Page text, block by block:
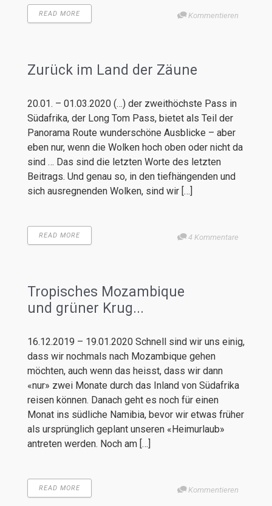
READ MORE Kommentieren
Zurück im Land der Zäune
20.01. – 01.03.2020 (…) der zweithöchste Pass in
Südafrika, der Long Tom Pass, bietet als Teil der
Panorama Route wunderschöne Ausblicke – aber
eben nur, wenn die Wolken hoch oben oder nicht da
sind … Das sind die letzten Worte des letzten
Beitrags. Und genau so, in den tiefhängenden und
sich ausregnenden Wolken, sind wir […]
READ MORE 4 Kommentare
Tropisches Mozambique
und grüner Krug...
16.12.2019 – 19.01.2020 Schnell sind wir uns einig,
dass wir nochmals nach Mozambique gehen
möchten, auch wenn das heisst, dass wir dann
«nur» zwei Monate durch das Inland von Südafrika
reisen können. Danach geht es noch für einen
Monat ins südliche Namibia, bevor wir etwas früher
als ursprünglich geplant unseren «Heimurlaub»
antreten werden. Noch am […]
READ MORE Kommentieren